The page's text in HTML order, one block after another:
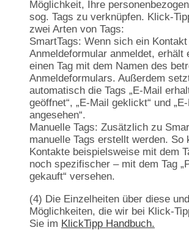
Möglichkeit, Ihre
sog. Tags zu verknüpfen. Klick-
zwei Arten von Tags:
SmartTags: Wenn sich ein
Anmeldeformular anmeldet, erhält
einen Tag mit dem Namen des
Anmeldeformulars. Außerdem
automatisch die Tags „E-Mail
geöffnet“, „E-Mail geklickt“ und
angesehen“.
Manuelle Tags: Zusätzlich zu
manuelle Tags erstellt werden. So
Kontakte beispielsweise mit dem
noch spezifischer – mit dem Tag
gekauft“ versehen.
(4) Die Einzelheiten über diese
Möglichkeiten, die wir bei Klick-
Sie im KlickTipp Handbuch.